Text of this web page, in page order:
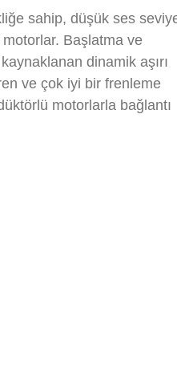
sahip, düşük ses
Başlatma ve
dinamik aşırı
ve çok iyi bir frenleme
motorlarla bağlantı